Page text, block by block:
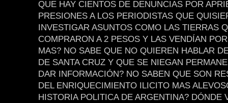
QUE HAY CIENTOS DE DENUNCIAS POR
PRESIONES A LOS PERIODISTAS QUE
INVESTIGAR ASUNTOS COMO LAS TIERRAS
COMPRARON A 2 PESOS Y LAS VENDÍAN
MAS? NO SABE QUE NO QUIEREN HABLAR
DE SANTA CRUZ Y QUE SE NIEGAN
DAR INFORMACIÓN? NO SABEN QUE SON
DEL ENRIQUECIMIENTO ILICITO MAS
HISTORIA POLITICA DE ARGENTINA? DÓNDE